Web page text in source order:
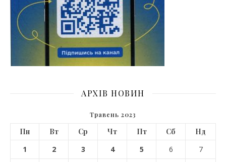
АРХІВ НОВИН
Травень 2023
Пн Вт Ср Чт Пт Сб
Нд
1
2 3 4 5 6
7